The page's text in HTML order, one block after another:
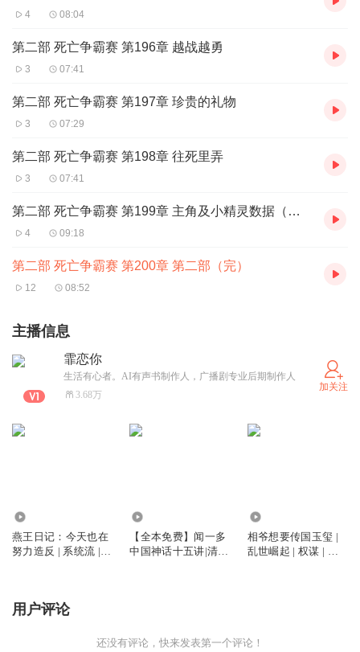
4 08:04
第二部 死亡争霸赛 第196章 越战越勇
3 07:41
第二部 死亡争霸赛 第197章 珍贵的礼物
3 07:29
第二部 死亡争霸赛 第198章 往死里弄
3 07:41
第二部 死亡争霸赛 第199章 主角及小精灵数据（更新7）
4 09:18
第二部 死亡争霸赛 第200章 第二部（完）
12 08:52
主播信息
霏恋你
生活有心者。AI有声书制作人，广播剧专业后期制作人
3.68万
加关注
燕王日记：今天也在
努力造反 | 系统流 |
【全本免费】闻一多
中国神话十五讲|清华
相爷想要传国玉玺 |
乱世崛起 | 权谋 | 纯
用户评论
还没有评论，快来发表第一个评论！